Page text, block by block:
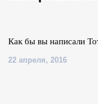
Как бы вы написали
22 апреля, 2016